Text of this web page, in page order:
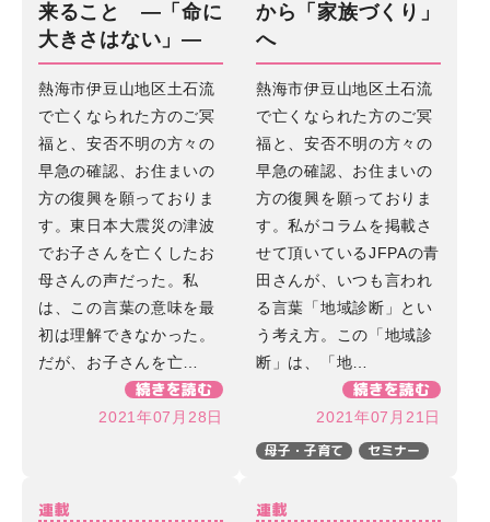
来ること ―「命に
大きさはない」―
熱海市伊豆山地区土石流
で亡くなられた方のご冥
福と、安否不明の方々の
早急の確認、お住まいの
方の復興を願っておりま
す。東日本大震災の津波
でお子さんを亡くしたお
母さんの声だった。私
は、この言葉の意味を最
初は理解できなかった。
だが、お子さんを亡…
続きを読む
2021年07月28日
から「家族づくり」
へ
熱海市伊豆山地区土石流
で亡くなられた方のご冥
福と、安否不明の方々の
早急の確認、お住まいの
方の復興を願っておりま
す。私がコラムを掲載さ
せて頂いているJFPAの青
田さんが、いつも言われ
る言葉「地域診断」とい
う考え方。この「地域診
断」は、「地…
続きを読む
2021年07月21日
母子・子育て セミナー
連載 連載